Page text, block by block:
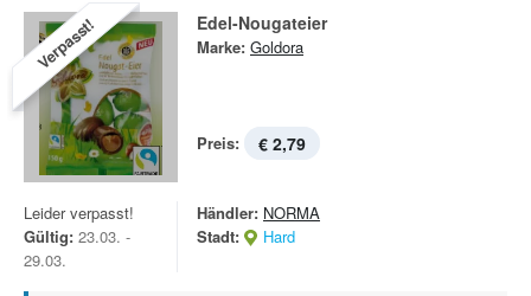
Verpasst! Edel-Nougateier
Marke: Goldora
Preis: € 2,79
Leider verpasst!
Gültig: 23.03. -
29.03.
Händler: NORMA
Stadt:
Hard